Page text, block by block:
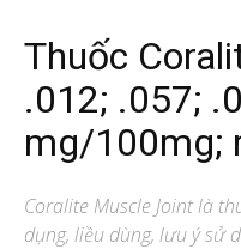
Thuốc
.012; .057;
mg/100mg;
Coralite Muscle Jointlà
dụng, liều dùng, lưu ý sử